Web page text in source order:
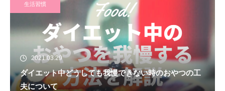
生活習慣
2021.03.29
ダイエット中どうしても我慢できない時のおやつの工
夫について